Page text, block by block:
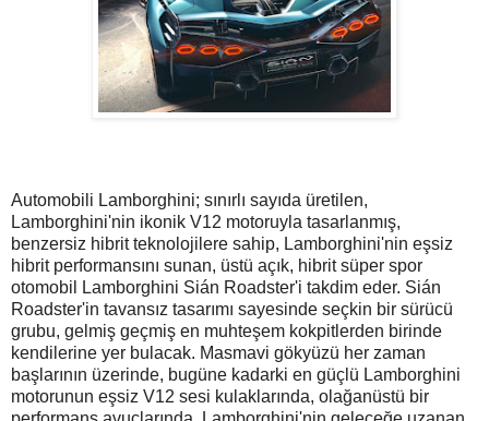
Automobili Lamborghini; sınırlı sayıda üretilen,
Lamborghini'nin ikonik V12 motoruyla tasarlanmış,
benzersiz hibrit teknolojilere sahip, Lamborghini'nin eşsiz
hibrit performansını sunan, üstü açık, hibrit süper spor
otomobil Lamborghini Sián Roadster'i takdim eder. Sián
Roadster'in tavansız tasarımı sayesinde seçkin bir sürücü
grubu, gelmiş geçmiş en muhteşem kokpitlerden birinde
kendilerine yer bulacak. Masmavi gökyüzü her zaman
başlarının üzerinde, bugüne kadarki en güçlü Lamborghini
motorunun eşsiz V12 sesi kulaklarında, olağanüstü bir